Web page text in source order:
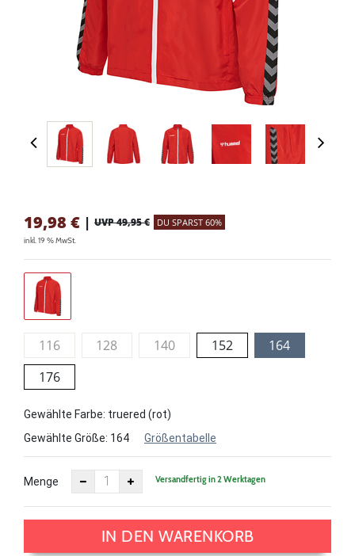
19,98 € | UVP 49,95 € DU SPARST 60%
inkl. 19 % MwSt.
116 128 140 152
164
176
Gewählte Farbe: truered (rot)
Gewählte Größe: 164 Größentabelle
Menge Versandfertig in 2 Werktagen
IN DEN WARENKORB